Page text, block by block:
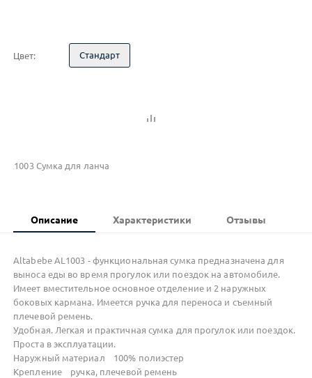
Цвет: Стандарт
AL1003 Сумка для ланча
Описание Характеристики Отзывы
Altabebe AL1003 - функциональная сумка предназначена для
выноса еды во время прогулок или поездок на автомобиле.
Имеет вместительное основное отделение и 2 наружных
боковых кармана. Имеется ручка для переноса и съемный
плечевой ремень.
Удобная. Легкая и практичная сумка для прогулок или поездок.
Проста в эксплуатации.
Наружный материал 100% полиэстер
Крепление ручка, плечевой ремень